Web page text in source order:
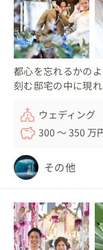
都心を忘れるかの
刻む邸宅の中に現れ
ウェディング
300 〜 350 万
その他